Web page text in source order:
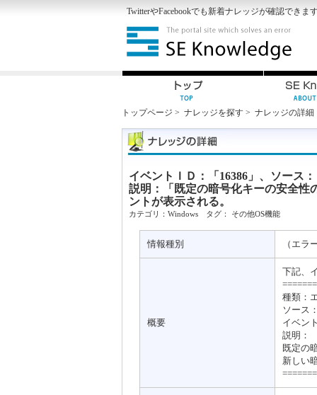
TwitterやFacebookでも新着ナレッジが確認できま
トップページ > ナレッジを探す > ナレッジの詳細
イベントＩＤ：「16386」、ソース
説明：「既定の暗号化キーの安全性
ントが表示される。
カテゴリ： Windows タグ： その他OS機能
情報種別 （エラ
概要
下記、
種類：
ソース
イベン
説明：
既定の
新しい